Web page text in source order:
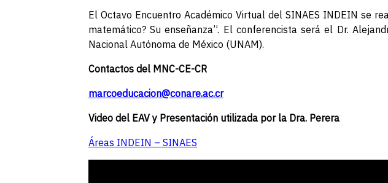
El Octavo Encuentro Académico Virtual del SINAES INDEIN se
matemático? Su enseñanza”. El conferencista será el Dr.
Nacional Autónoma de México (UNAM).
Contactos del MNC-CE-CR
marcoeducacion@conare.ac.cr
Video del EAV y Presentación utilizada por la Dra. Perera
Áreas INDEIN – SINAES